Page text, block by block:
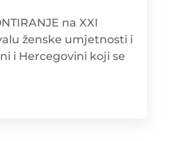
na XXI
ženske umjetnosti i
i Hercegovini koji se